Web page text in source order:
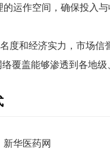
运作空间，确保投入
度和经济实力，市场信
络覆盖能够渗透到各地
新华医药网